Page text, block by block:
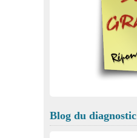
Blog du diagnostic